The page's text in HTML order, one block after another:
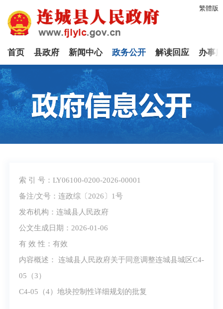
繁體版
首页 县政府 新闻中心 政务公开 解读回应 办事
索 引 号：LY06100-0200-2026-00001
备注/文号：连政综〔2026〕1号
发布机构：连城县人民政府
公文生成日期：2026-01-06
有 效 性：有效
内容概述： 连城县人民政府关于同意调整连城县城区C4-
05（3）
C4-05（4）地块控制性详细规划的批复